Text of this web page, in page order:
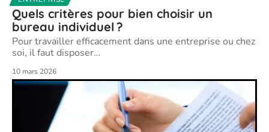
Quels critères pour bien choisir un
bureau individuel ?
Pour travailler efficacement dans une entreprise ou chez
soi, il faut disposer…
10 mars 2026